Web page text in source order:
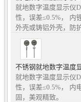
就地数字温度显示仪
性，误差≤0.5%， 内
外壳或铸铝外壳，防
不锈钢就地数字温度
就地数字温度显示仪
性，误差≤0.5%， 内
固，美观精致。